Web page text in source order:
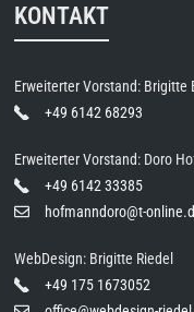
KONTAKT
Erweiterter Vorstand: Brigitte
+49 6142 68293
Erweiterter Vorstand: Doro
+49 6142 33385
hofmanndoro@t-
WebDesign: Brigitte Riedel
+49 175 1673052